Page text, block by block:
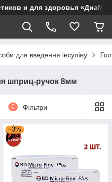
и для здоровья
для введення інсуліну
шприц-ручок 8мм
0 Фільтри
–3%